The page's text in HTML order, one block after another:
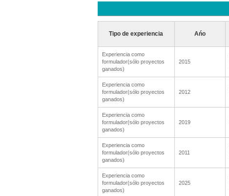
Tipo de experiencia Ańo
Experiencia como
formulador(sólo proyectos
ganados)
2015
Experiencia como
formulador(sólo proyectos
ganados)
2012
Experiencia como
formulador(sólo proyectos
ganados)
2019
Experiencia como
formulador(sólo proyectos
ganados)
2011
Experiencia como
formulador(sólo proyectos
ganados)
2025